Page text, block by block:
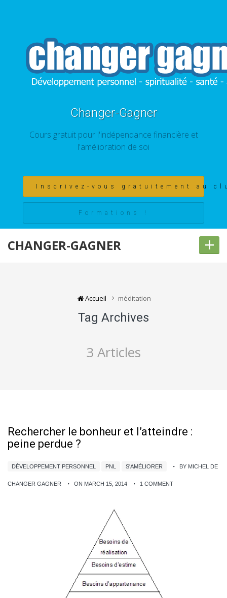
Changer-Gagner
Cours gratuit pour l'indépendance financière et
l'amélioration de soi
Inscrivez-vous gratuitement au
Formations !
CHANGER-GAGNER +
Accueil méditation
Tag Archives
3 Articles
Rechercher le bonheur et l’atteindre :
peine perdue ?
DÉVELOPPEMENT PERSONNEL PNL S'AMÉLIORER BY MICHEL DE
CHANGER GAGNER ON MARCH 15, 2014 1 COMMENT